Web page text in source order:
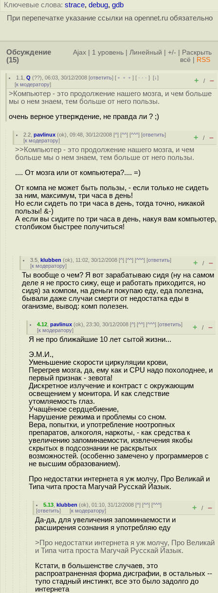
Ключевые слова: strace, debug, gdb
При перепечатке указание ссылки на opennet.ru обязательно
Обсуждение
(15)
Ajax 1 уровень Линейный +/-
Раскрыть
всё
RSS
1.1 ,Q (??), 06:03, 30/12/2008 [ответить] [ ﹢﹢﹢] [ · · ·][↓]
[к модератору] + / –
>Компьютер - это продолжение нашего мозга, и чем больше
мы о нем знаем, тем больше от него пользы.
очень верное утверждение, не правда ли ? ;)
2.2 ,pavlinux (ok), 09:48, 30/12/2008 [^] [^^] [^^^] [ответить]
[к модератору] + / –
>>Компьютер - это продолжение нашего мозга, и чем
больше мы о нем знаем, тем больше от него пользы.
.... От мозга или от компьютера?.... =)
От компа не может быть пользы, - если только не сидеть
за ним, максимум, три часа в день!
Но если сидеть по три часа в день, тогда точно, никакой
пользы! &-)
А если вы сидите по три часа в день, накуя вам компьютер,
столбиком быстрее получиться!
3.5 ,klubben (ok), 11:02, 30/12/2008 [^] [^^] [^^^] [ответить]
[к модератору] + / –
Ты вообще о чем? Я вот зарабатываю сидя (ну на самом
деле я не просто сижу, еще и работать приходится, но
сидя) за компом, на деньги покупаю еду, еда полезна,
бывали даже случаи смерти от недостатка еды в
оганизме, вывод: комп полезен.
4.12 ,pavlinux (ok), 23:30, 30/12/2008 [^] [^^] [^^^] [ответить]
[к модератору] + / –
Я не про ближайшие 10 лет сытой жизни...
Э.М.И.,
Уменьшение скорости циркуляции крови,
Перегрев мозга, да, ему как и CPU надо похолоднее, и
первый признак - зевота!
Дискретное излучение и контраст с окружающим
освещением у монитора. И как следствие
утомляемость глаз.
Учащённое сердцебиение,
Нарушение режима и проблемы со сном.
Вера, попытки, и употребление ноотропных
препаратов, алкоголя, наркоты, - как средства к
увеличению запоминаемости, извлечения якобы
скрытых в подсознании не раскрытых
возможностей. (особенно замечено у программеров с
не высшим образованием).
Про недостатки интернета я уж молчу, Про Великай и
Типа чита проста Магучай Русскай Йазык.
5.13 ,klubben (ok), 01:10, 31/12/2008 [^] [^^] [^^^]
[ответить] [к модератору] + / –
Да-да, для увеличения запоминаемости и
расширения сознания я употребляю еду
>Про недостатки интернета я уж молчу, Про Великай
и Типа чита проста Магучай Русскай Йазык.
Кстати, в большенстве случаев, это
распроатраненная форма дисграфии, в остальных --
тупо стадный инстинкт, все это было задолго до
интернета